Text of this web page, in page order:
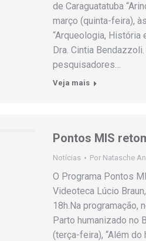
de Caraguatatuba
março (quinta-feira),
“Arqueologia,
Dra. Cintia
pesquisadores…
Veja mais
Pontos MIS
Notícias Por Natasche
O Programa Pontos
Videoteca Lúcio
18h.Na programação,
Parto humanizado no
(terça-feira), “Além